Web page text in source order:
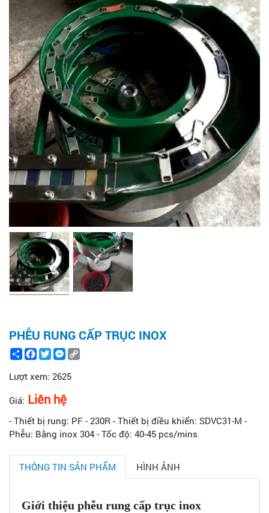
PHỄU RUNG CẤP TRỤC INOX
ShareFacebook
TwitterMessenger
Lượt xem: 2625
Giá: Liên hệ
- Thiết bị rung: PF - 230R - Thiết bị điều khiển: SDVC31-M -
Phễu: Bằng inox 304 - Tốc độ: 40-45 pcs/mins
THÔNG TIN SẢN PHẨM HÌNH ẢNH
Giới thiệu phễu rung cấp trục inox